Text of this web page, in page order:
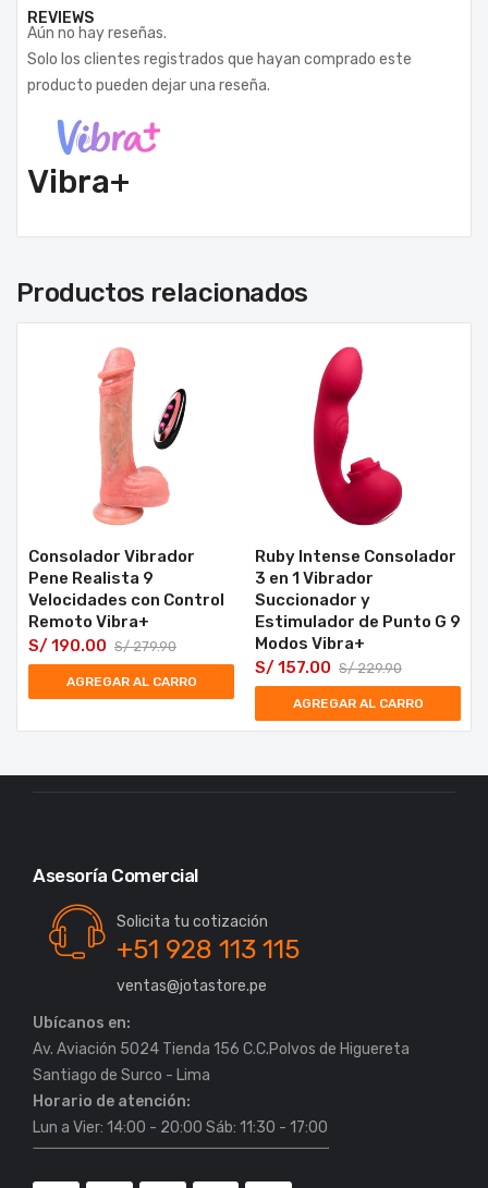
REVIEWS
Aún no hay reseñas.
Solo los clientes registrados que hayan comprado este
producto pueden dejar una reseña.
Vibra+
Productos relacionados
Consolador Vibrador
Pene Realista 9
Velocidades con Control
Remoto Vibra+
S/279.90
S/190.00
AGREGAR AL CARRO
Ruby Intense Consolador
3 en 1 Vibrador
Succionador y
Estimulador de Punto G 9
Modos Vibra+
S/229.90
S/157.00
AGREGAR AL CARRO
Asesoría Comercial
Solicita tu cotización
+51 928 113 115
ventas@jotastore.pe
Ubícanos en:
Av. Aviación 5024 Tienda 156 C.C.Polvos de Higuereta
Horario de atención:
Lun a Vier: 14:00 - 20:00 Sáb: 11:30 - 17:00